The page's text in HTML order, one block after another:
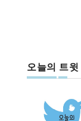
오늘의 트윗